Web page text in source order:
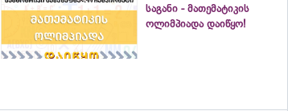
საგანი - მათემატიკის
ოლიმპიადა დაიწყო!